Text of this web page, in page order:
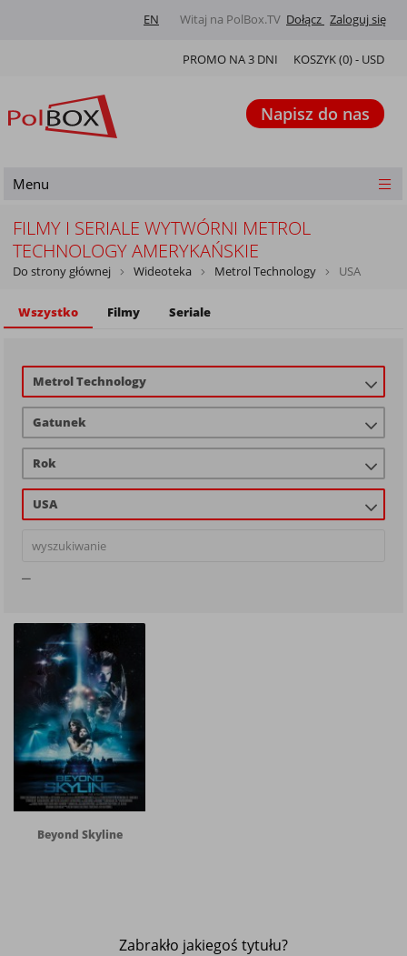
Witaj na PolBox.TV Dołącz Zaloguj się
EN
KOSZYK (0) - USD
PROMO NA 3 DNI
Napisz do nas
Menu
FILMY I SERIALE WYTWÓRNI METROL
TECHNOLOGY AMERYKAŃSKIE
Do strony głównej Wideoteka Metrol Technology USA
Wszystko Filmy Seriale
Metrol Technology
Gatunek
Rok
USA
Beyond Skyline
Zabrakło jakiegoś tytułu?